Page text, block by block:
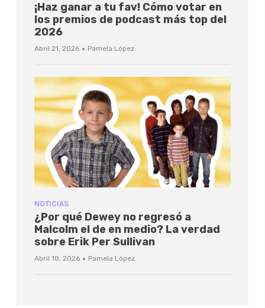
¡Haz ganar a tu fav! Cómo votar en
los premios de podcast más top del
2026
Abril 21, 2026 · Pamela López
NOTICIAS
¿Por qué Dewey no regresó a
Malcolm el de en medio? La verdad
sobre Erik Per Sullivan
Abril 10, 2026 · Pamela López